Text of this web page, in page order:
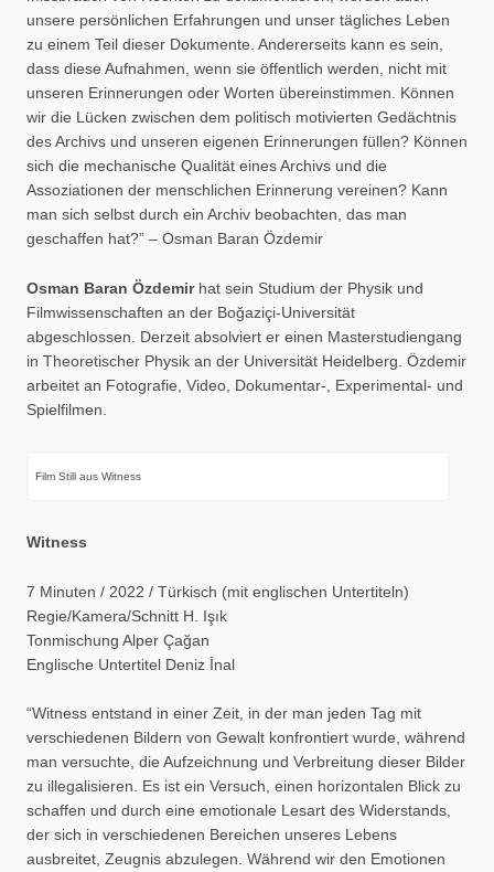
unsere persönlichen Erfahrungen und unser tägliches Leben
zu einem Teil dieser Dokumente. Andererseits kann es sein,
dass diese Aufnahmen, wenn sie öffentlich werden, nicht mit
unseren Erinnerungen oder Worten übereinstimmen. Können
wir die Lücken zwischen dem politisch motivierten Gedächtnis
des Archivs und unseren eigenen Erinnerungen füllen? Können
sich die mechanische Qualität eines Archivs und die
Assoziationen der menschlichen Erinnerung vereinen? Kann
man sich selbst durch ein Archiv beobachten, das man
geschaffen hat?” – Osman Baran Özdemir
Osman Baran Özdemirhat sein Studium der Physik und
Filmwissenschaften an der Boğaziçi-Universität
abgeschlossen. Derzeit absolviert er einen Masterstudiengang
in Theoretischer Physik an der Universität Heidelberg. Özdemir
arbeitet an Fotografie, Video, Dokumentar-, Experimental- und
Spielfilmen.
Film Still aus Witness
Witness
7 Minuten / 2022 / Türkisch (mit englischen Untertiteln)
Regie/Kamera/Schnitt H. Işık
Tonmischung Alper Çağan
Englische Untertitel Deniz İnal
“Witness entstand in einer Zeit, in der man jeden Tag mit
verschiedenen Bildern von Gewalt konfrontiert wurde, während
man versuchte, die Aufzeichnung und Verbreitung dieser Bilder
zu illegalisieren. Es ist ein Versuch, einen horizontalen Blick zu
schaffen und durch eine emotionale Lesart des Widerstands,
der sich in verschiedenen Bereichen unseres Lebens
ausbreitet, Zeugnis abzulegen. Während wir den Emotionen